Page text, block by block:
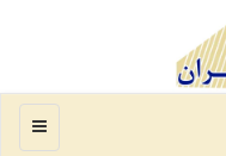
منو